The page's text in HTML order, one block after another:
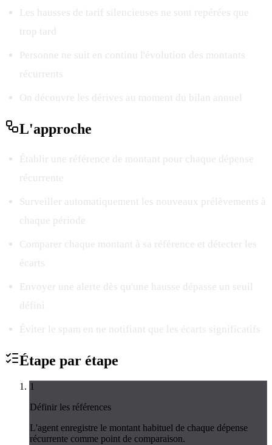
Les hausses de tarif silencieuses ne sont repérées que
trop tard
Personne ne suit en continu l'évolution des montants
récurrents
On découvre les dérives au moment du bilan annuel
L'approche
Établir une référence de montant pour chaque dépense
récurrente
Surveiller automatiquement les nouveaux prélèvements à
chaque période
Comparer chaque montant à sa référence et détecter les
écarts
Envoyer une alerte dès qu'une hausse dépasse un seuil
défini
Éviter le spam en ne notifiant que les écarts significatifs
Étape par étape
1
Définir les références
L'agent enregistre le montant habituel de chaque dépense
récurrente comme point de comparaison.